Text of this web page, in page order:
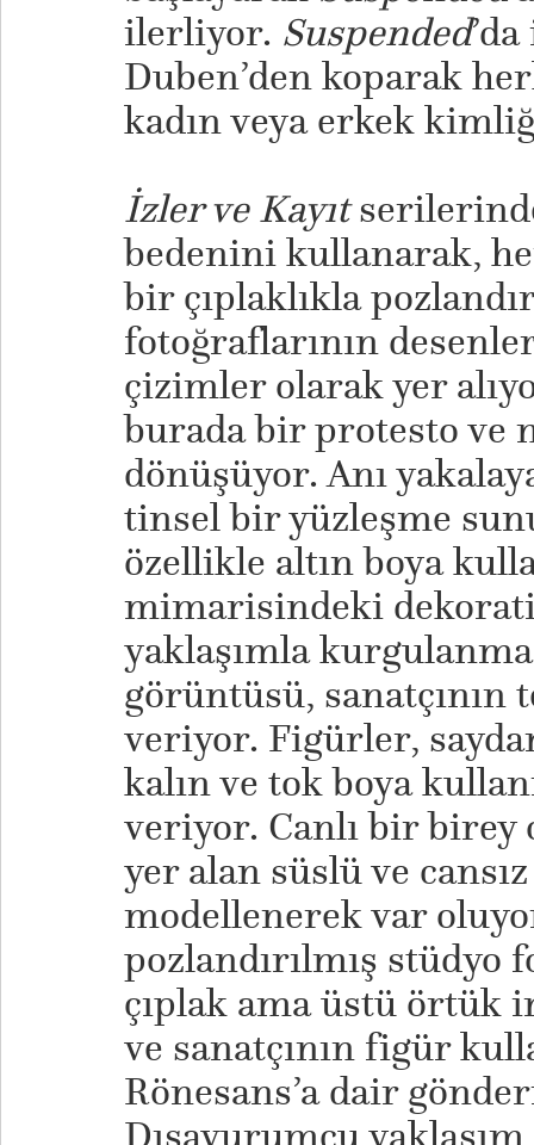
ilerliyor. Suspended
Duben’den koparak
kadın veya erkek
İzler ve Kayıt
bedenini kullanarak,
bir çıplaklıkla
fotoğraflarının
çizimler olarak yer
burada bir protesto ve
dönüşüyor. Anı
tinsel bir yüzleşme
özellikle altın boya
mimarisindeki
yaklaşımla
görüntüsü,
veriyor. Figürler,
kalın ve tok boya
veriyor. Canlı bir birey
yer alan süslü ve
modellenerek var
pozlandırılmış stüdyo
çıplak ama üstü örtük
ve sanatçının figür
Rönesans’a dair